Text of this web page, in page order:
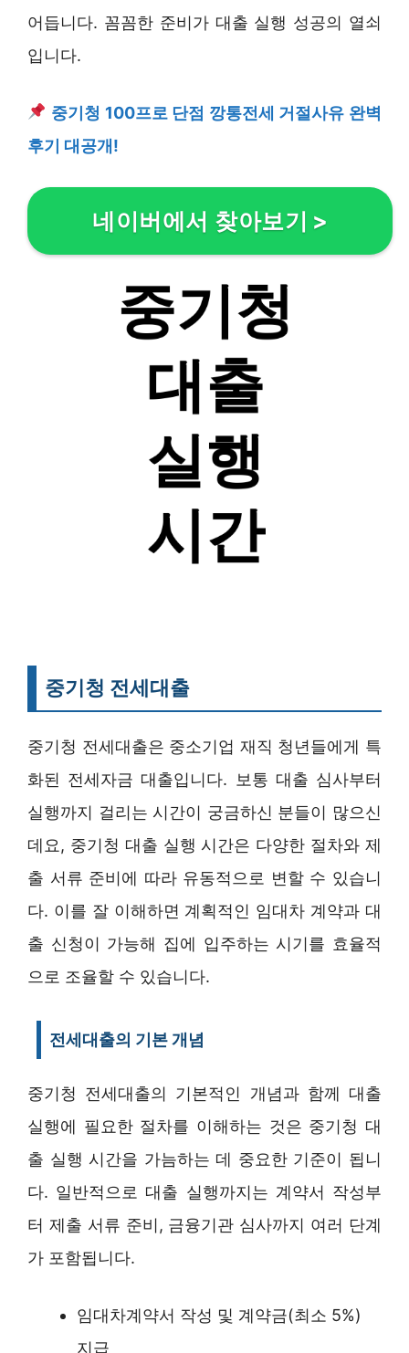
어듭니다. 꼼꼼한 준비가 대출 실행 성공의 열쇠
입니다.
중기청 100프로 단점 깡통전세 거절사유 완벽
후기 대공개!
네이버에서 찾아보기 >
중기청 전세대출
중기청 전세대출은 중소기업 재직 청년들에게 특
화된 전세자금 대출입니다. 보통 대출 심사부터
실행까지 걸리는 시간이 궁금하신 분들이 많으신
데요, 중기청 대출 실행 시간은 다양한 절차와 제
출 서류 준비에 따라 유동적으로 변할 수 있습니
다. 이를 잘 이해하면 계획적인 임대차 계약과 대
출 신청이 가능해 집에 입주하는 시기를 효율적
으로 조율할 수 있습니다.
전세대출의 기본 개념
중기청 전세대출의 기본적인 개념과 함께 대출
실행에 필요한 절차를 이해하는 것은 중기청 대
출 실행 시간을 가늠하는 데 중요한 기준이 됩니
다. 일반적으로 대출 실행까지는 계약서 작성부
터 제출 서류 준비, 금융기관 심사까지 여러 단계
가 포함됩니다.
임대차계약서 작성 및 계약금(최소 5%)
지급